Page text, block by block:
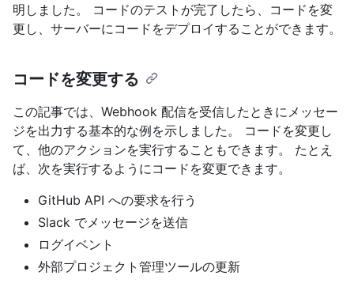
明しました。 コードのテストが完了したら、コードを変
更し、サーバーにコードをデプロイすることができます。
コードを変更する
この記事では、Webhook 配信を受信したときにメッセー
ジを出力する基本的な例を示しました。 コードを変更し
て、他のアクションを実行することもできます。 たとえ
ば、次を実行するようにコードを変更できます。
GitHub API への要求を行う
Slack でメッセージを送信
ログイベント
外部プロジェクト管理ツールの更新